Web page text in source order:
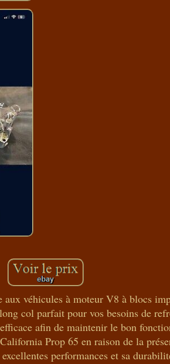
aux véhicules à moteur V8 à blocs
col parfait pour vos besoins de
afin de maintenir le bon
Prop 65 en raison de la
performances et sa